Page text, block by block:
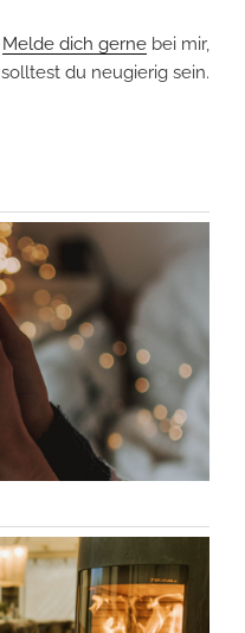
Melde dich gerne bei mir,
solltest du neugierig sein.